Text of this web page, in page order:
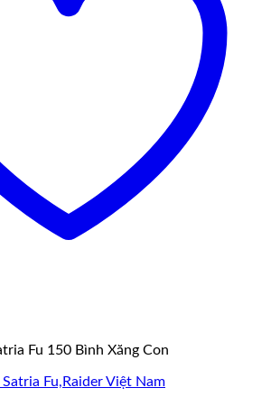
Fu 150 Bình Xăng Con
Fu,Raider Việt Nam